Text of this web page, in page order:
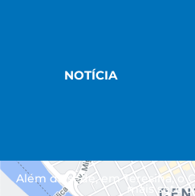
NOTÍCIA
Além da sede, em Teresina, o
mais sete